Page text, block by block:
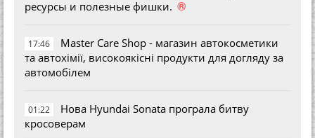
ресурсы и полезные фишки. ®
17:46
Master Care Shop - магазин автокосметики
та автохімії, високоякісні продукти для догляду за
автомобілем
01:22
Нова Hyundai Sonata програла битву
кросоверам